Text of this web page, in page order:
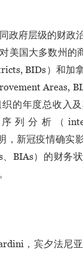
政府层级的财政
美国大多数州的
BIDs）和加
Areas,
的年度总收入
列分析（
，新冠疫情确实
BIAs）的财务
，宾夕法尼